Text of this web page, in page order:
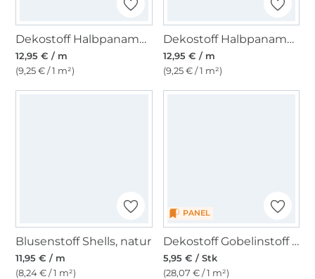
Dekostoff Halbpanama Fische
12,95 € / m
(9,25 € / 1 m²)
Dekostoff Halbpanama Maritim Küstenort
12,95 € / m
(9,25 € / 1 m²)
Blusenstoff Shells, natur
11,95 € / m
(8,24 € / 1 m²)
PANEL
Dekostoff Gobelinstoff Panel Schildkröte, 46 x 46 cm
5,95 € / Stk
(28,07 € / 1 m²)